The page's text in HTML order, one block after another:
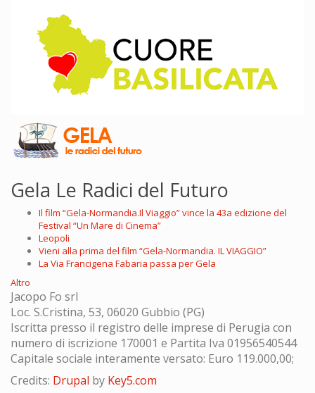
Gela Le Radici del Futuro
Il film “Gela-Normandia.Il Viaggio” vince la 43a edizione del
Festival “Un Mare di Cinema”
Leopoli
Vieni alla prima del film “Gela-Normandia. IL VIAGGIO”
La Via Francigena Fabaria passa per Gela
Altro
Jacopo Fo srl
Loc. S.Cristina, 53, 06020 Gubbio (PG)
Iscritta presso il registro delle imprese di Perugia con
numero di iscrizione 170001 e Partita Iva 01956540544
Capitale sociale interamente versato: Euro 119.000,00;
Credits: Drupal by Key5.com